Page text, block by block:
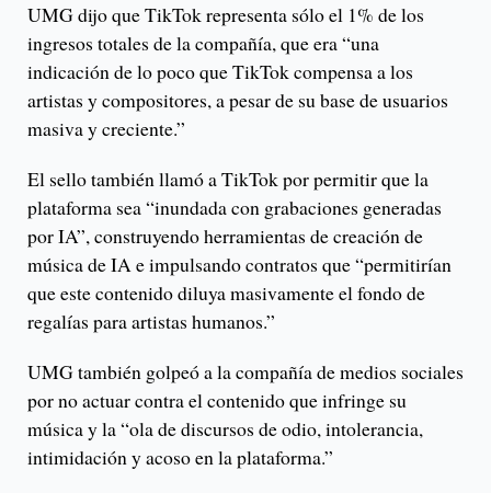
UMG dijo que TikTok representa sólo el 1% de los
ingresos totales de la compañía, que era “una
indicación de lo poco que TikTok compensa a los
artistas y compositores, a pesar de su base de usuarios
masiva y creciente.”
El sello también llamó a TikTok por permitir que la
plataforma sea “inundada con grabaciones generadas
por IA”, construyendo herramientas de creación de
música de IA e impulsando contratos que “permitirían
que este contenido diluya masivamente el fondo de
regalías para artistas humanos.”
UMG también golpeó a la compañía de medios sociales
por no actuar contra el contenido que infringe su
música y la “ola de discursos de odio, intolerancia,
intimidación y acoso en la plataforma.”